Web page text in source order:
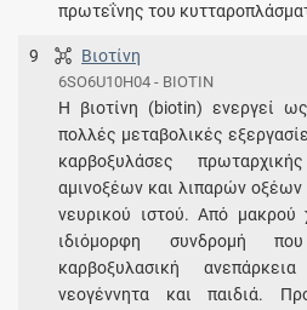
πρωτεΐνης του
9 Βιοτίνη
6SO6U10H04 - BIOTIN
Η βιοτίνη (biotin) ενεργεί
πολλές μεταβολικές
καρβοξυλάσες
αμινοξέων και λιπαρών οξέων
νευρικού ιστού. Από μακρού
ιδιόμορφη συνδρομή
καρβοξυλασική
νεογέννητα και παιδιά.